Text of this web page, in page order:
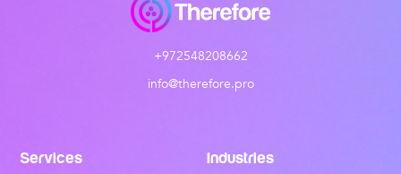
+972548208662
info@therefore.pro
Services Industries